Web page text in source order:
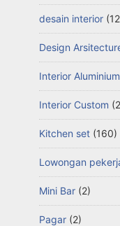
desain interior
Design
Interior Aluminium
Interior Custom
Kitchen set (160)
Lowongan
Mini Bar (2)
Pagar (2)